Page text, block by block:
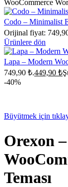
WooCommerce
Codo – Minimalist
Orijinal fiyat:
Ürünlere dön
Lapa – Modern
749,90 ₺.449,90 ₺
-40%
Büyütmek için
Orexon
Teması